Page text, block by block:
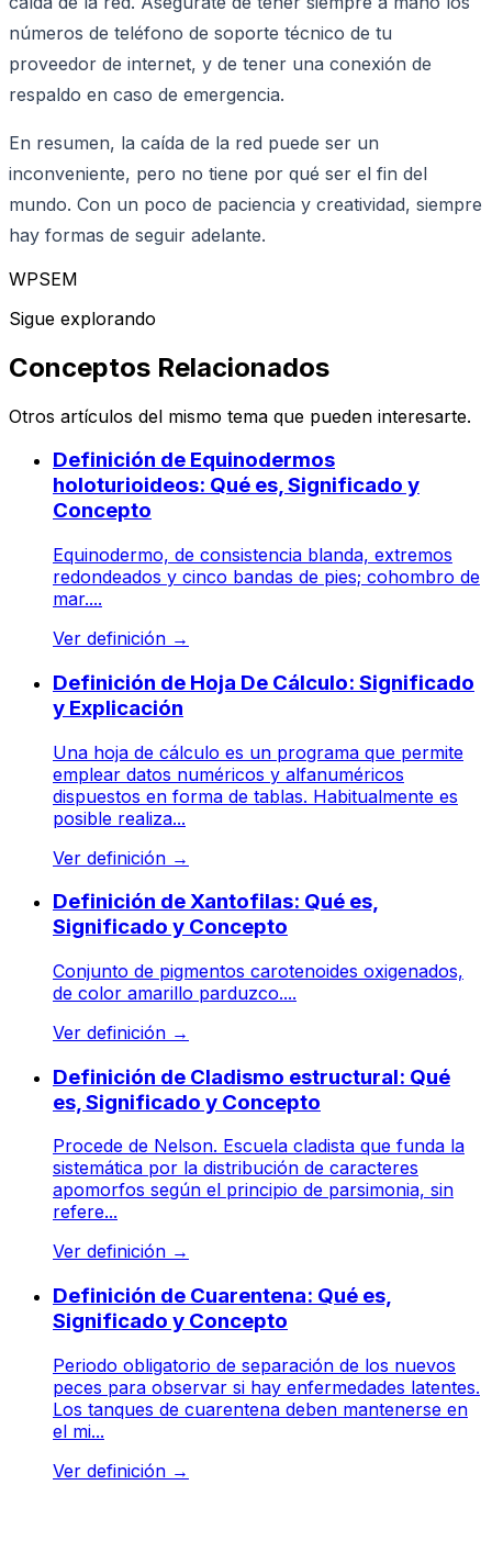
números de teléfono de soporte técnico de tu
proveedor de internet, y de tener una conexión de
respaldo en caso de emergencia.
En resumen, la caída de la red puede ser un
inconveniente, pero no tiene por qué ser el fin del
mundo. Con un poco de paciencia y creatividad, siempre
hay formas de seguir adelante.
WPSEM
Sigue explorando
Conceptos Relacionados
Otros artículos del mismo tema que pueden interesarte.
Definición de Equinodermos
holoturioideos: Qué es, Significado y
Concepto
Equinodermo, de consistencia blanda, extremos
redondeados y cinco bandas de pies; cohombro de
mar....
Ver definición →
Definición de Hoja De Cálculo: Significado
y Explicación
Una hoja de cálculo es un programa que permite
emplear datos numéricos y alfanuméricos
dispuestos en forma de tablas. Habitualmente es
posible realiza...
Ver definición →
Definición de Xantofilas: Qué es,
Significado y Concepto
Conjunto de pigmentos carotenoides oxigenados,
de color amarillo parduzco....
Ver definición →
Definición de Cladismo estructural: Qué
es, Significado y Concepto
Procede de Nelson. Escuela cladista que funda la
sistemática por la distribución de caracteres
apomorfos según el principio de parsimonia, sin
refere...
Ver definición →
Definición de Cuarentena: Qué es,
Significado y Concepto
Periodo obligatorio de separación de los nuevos
peces para observar si hay enfermedades latentes.
Los tanques de cuarentena deben mantenerse en
el mi...
Ver definición →